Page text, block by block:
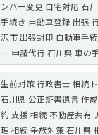
ンバー変更 自宅対応 石
手続き 自動車登録 出張
沢市 出張封印 自動車手
ー 申請代行 石川県 車の
生前対策 行政書士 相続
石川県 公正証書遺言 作
約 支援 相続 不動産共有
理 相続 争族対策 石川県